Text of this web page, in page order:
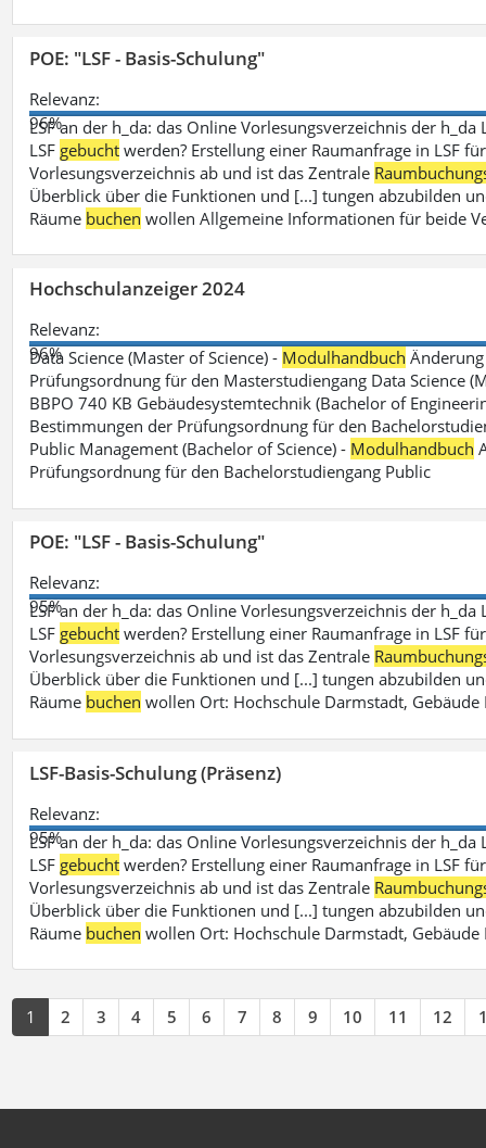
POE: "LSF - Basis-Schulung"
Relevanz:
96%
LSF an der h_da: das Online Vorlesungsverzeichnis der h_da
LSF gebucht werden? Erstellung einer Raumanfrage in LSF
Vorlesungsverzeichnis ab und ist das Zentrale
Überblick über die Funktionen und [...] tungen abzubilden
Räume buchen wollen Allgemeine Informationen für beide
Hochschulanzeiger 2024
Relevanz:
96%
Data Science (Master of Science) - Modulhandbuch
Prüfungsordnung für den Masterstudiengang Data Science
BBPO 740 KB Gebäudesystemtechnik (Bachelor of
Bestimmungen der Prüfungsordnung für den
Public Management (Bachelor of Science) - Modulhandbuch
Prüfungsordnung für den Bachelorstudiengang Public
POE: "LSF - Basis-Schulung"
Relevanz:
95%
LSF an der h_da: das Online Vorlesungsverzeichnis der h_da
LSF gebucht werden? Erstellung einer Raumanfrage in LSF
Vorlesungsverzeichnis ab und ist das Zentrale
Überblick über die Funktionen und [...] tungen abzubilden
Räume buchen wollen Ort: Hochschule Darmstadt,
LSF-Basis-Schulung (Präsenz)
Relevanz:
95%
LSF an der h_da: das Online Vorlesungsverzeichnis der h_da
LSF gebucht werden? Erstellung einer Raumanfrage in LSF
Vorlesungsverzeichnis ab und ist das Zentrale
Überblick über die Funktionen und [...] tungen abzubilden
Räume buchen wollen Ort: Hochschule Darmstadt,
1 2 3 4 5 6 7 8 9 10 11 12